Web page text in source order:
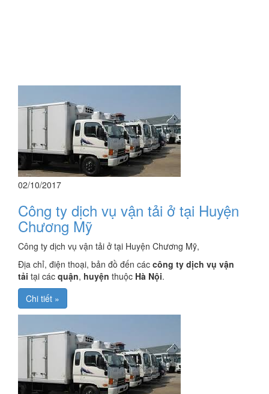
02/10/2017
Công ty dịch vụ vận tải ở tại Huyện
Chương Mỹ
Công ty dịch vụ vận tải ở tại Huyện Chương Mỹ,
Địa chỉ, điện thoại, bản đồ đến các công ty dịch vụ vận
tải tại các quận, huyện thuộc Hà Nội.
Chi tiết »